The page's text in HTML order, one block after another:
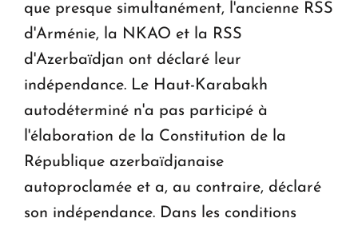
que presque simultanément, l'ancienne RSS
d'Arménie, la NKAO et la RSS
d'Azerbaïdjan ont déclaré leur
indépendance. Le Haut-Karabakh
autodéterminé n'a pas participé à
l'élaboration de la Constitution de la
République azerbaïdjanaise
autoproclamée et a, au contraire, déclaré
son indépendance. Dans les conditions